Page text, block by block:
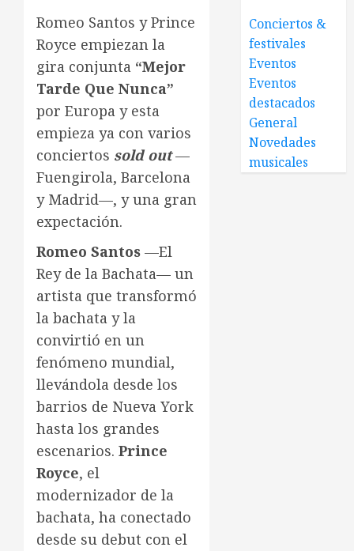
Romeo Santos y Prince
Royce empiezan la
gira conjunta “Mejor
Tarde Que Nunca”
por Europa y esta
empieza ya con varios
conciertos sold out —
Fuengirola, Barcelona
y Madrid—, y una gran
expectación.
Romeo Santos —El
Rey de la Bachata— un
artista que transformó
la bachata y la
convirtió en un
fenómeno mundial,
llevándola desde los
barrios de Nueva York
hasta los grandes
escenarios. Prince
Royce, el
modernizador de la
bachata, ha conectado
desde su debut con el
Conciertos &
festivales
Eventos
Eventos
destacados
General
Novedades
musicales